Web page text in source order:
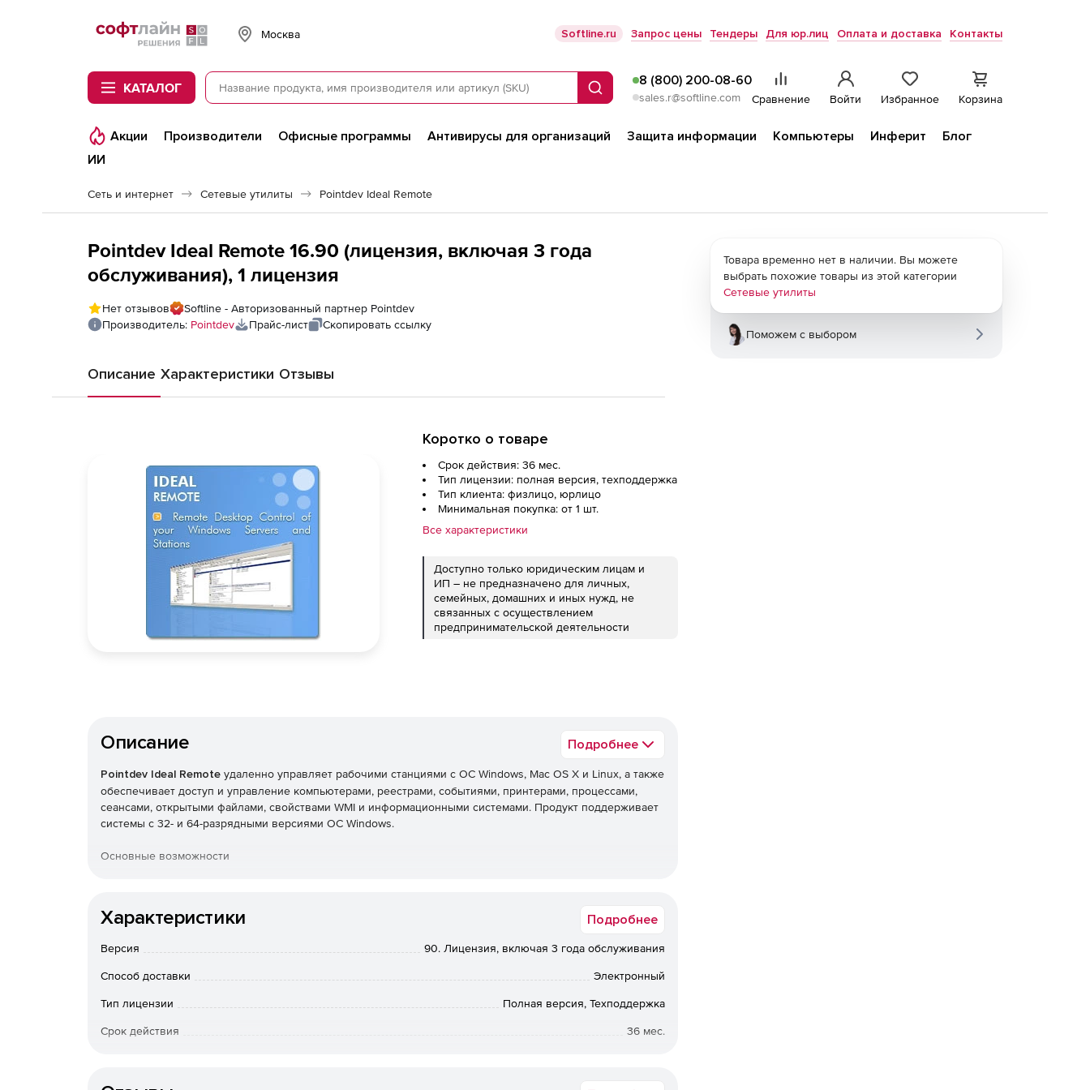
Softline
Москва Softline.ru Запрос цены Тендеры Для юр.лиц Оплата и доставка Контакты
КАТАЛОГ Поиск
8 (800) 200-08-60
sales.r@softline.com Сравнение Войти Избранное Корзина
Акции Производители Офисные программы Антивирусы для организаций Защита информации Компьютеры Инферит
Блог
ИИ
Сеть и интернет Сетевые утилиты Pointdev Ideal Remote
Pointdev Ideal Remote 16.90 (лицензия, включая 3 года
обслуживания), 1 лицензия
Нет отзывов
Softline - Авторизованный партнер Pointdev
Производитель: Pointdev Прайс-лист Скопировать ссылку
Описание Характеристики Отзывы
Коротко о товаре
Срок действия: 36 мес.
Тип лицензии: полная версия, техподдержка
Тип клиента: физлицо, юрлицо
Минимальная покупка: от 1 шт.
Все характеристики
Доступно только юридическим лицам и
ИП – не предназначено для личных,
семейных, домашних и иных нужд, не
связанных с осуществлением
предпринимательской деятельности
Описание Подробнее
Pointdev Ideal Remote удаленно управляет рабочими станциями с ОС Windows, Mac OS X и Linux, а также
обеспечивает доступ и управление компьютерами, реестрами, событиями, принтерами, процессами,
сеансами, открытыми файлами, свойствами WMI и информационными системами. Продукт поддерживает
системы с 32- и 64-разрядными версиями ОС Windows.
Основные возможности
Удаленное управление системами под управлением Windows, Mac OS X и Linux.
сеансов удаленного управления.
Характеристики Подробнее
Версия 90. Лицензия, включая 3 года обслуживания
Способ доставки Электронный
Тип лицензии Полная версия, Техподдержка
Срок действия 36 мес.
Товара временно нет в наличии. Вы можете
выбрать похожие товары из этой категории
Сетевые утилиты
Поможем с выбором